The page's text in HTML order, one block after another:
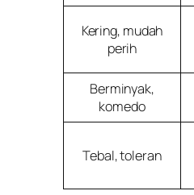
Kering, mudah
perih
Berminyak,
komedo
Tebal, toleran